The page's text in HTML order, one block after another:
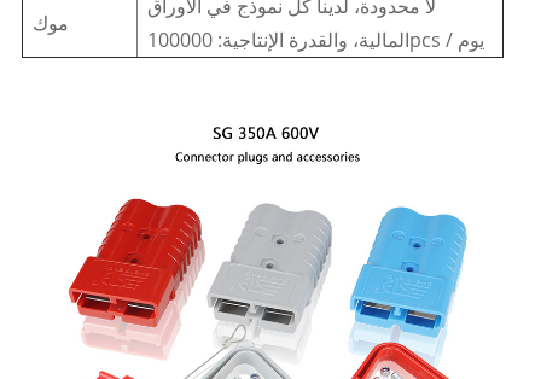
موك
لا محدودة، لدينا كل نموذج في الأوراق
المالية، والقدرة الإنتاجية: 100000pcs / يوم